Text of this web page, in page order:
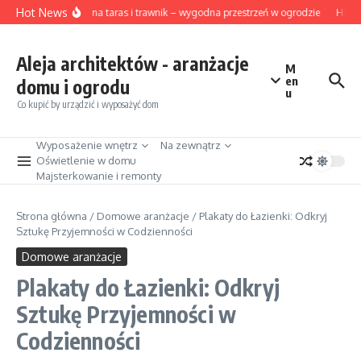
Przejdź do treści
Hot NewsOsłona na taras i trawnik – wygodna przestrzeń w ogrodzie
Aleja architektów - aranżacje
domu i ogrodu
Co kupić by urządzić i wyposażyć dom
M
en
u
Wyposażenie wnętrz
Na zewnątrz
Oświetlenie w domu
Majsterkowanie i remonty
Strona główna / Domowe aranżacje / Plakaty do Łazienki: Odkryj
Sztukę Przyjemności w Codzienności
Domowe aranżacje
Plakaty do Łazienki: Odkryj
Sztukę Przyjemności w
Codzienności